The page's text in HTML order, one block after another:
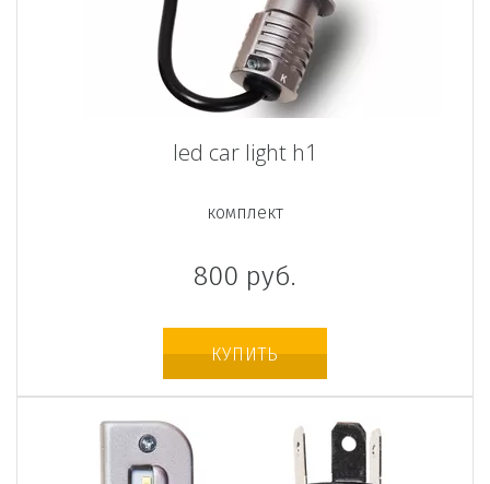
led car light h1
комплект
800 руб.
КУПИТЬ